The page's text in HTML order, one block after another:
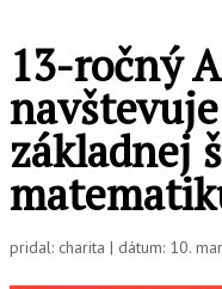
13-ročný
základnej
pridal: charita | dátum: 10.